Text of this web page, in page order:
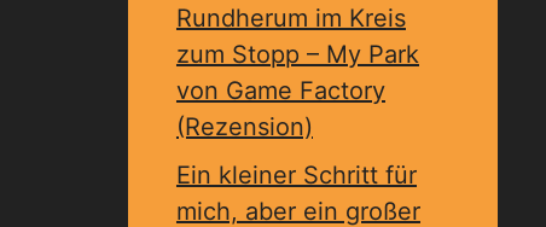
Rundherum im Kreis
zum Stopp – My Park
von Game Factory
(Rezension)
Ein kleiner Schritt für
mich, aber ein großer